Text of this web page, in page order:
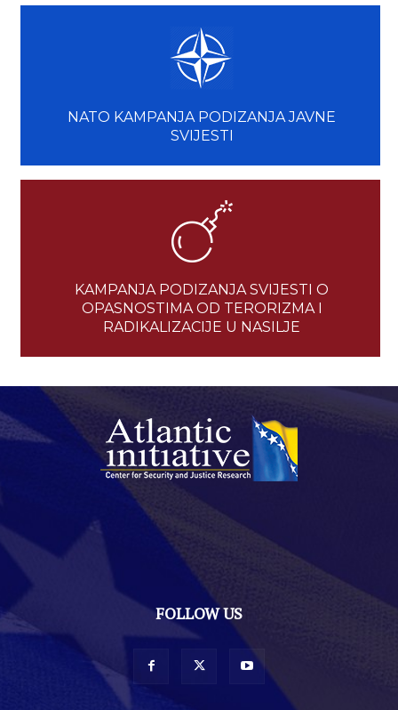
NATO KAMPANJA PODIZANJA JAVNE
SVIJESTI
KAMPANJA PODIZANJA SVIJESTI O
OPASNOSTIMA OD TERORIZMA I
RADIKALIZACIJE U NASILJE
FOLLOW US